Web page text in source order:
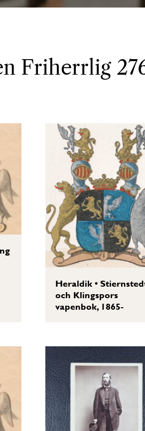
Friherrlig
Heraldik•
och Klingspors
vapenbok, 1865-